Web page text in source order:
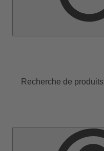
Recherche de produits